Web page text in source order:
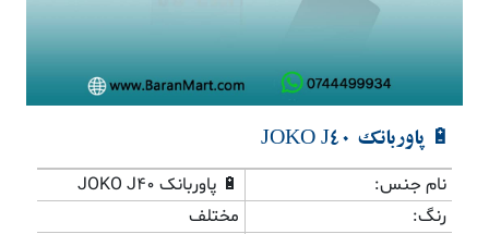
🔋 پاوربانک JOKO J40
نام جنس:
🔋 پاوربانک JOKO J40
رنگ:
مختلف